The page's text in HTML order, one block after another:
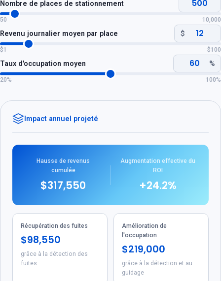
Nombre de places de stationnement
50 10,000
Revenu journalier moyen par place $
$1 $100
Taux d'occupation moyen %
20% 100%
Impact annuel projeté
Hausse de revenus
cumulée
$317,550
Augmentation effective du
ROI
+24.2%
Récupération des fuites
$98,550
grâce à la détection des
fuites
Amélioration de
l'occupation
$219,000
grâce à la détection et au
guidage